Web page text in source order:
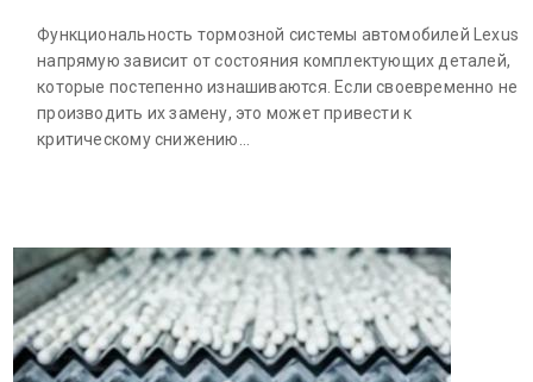
Функциональность тормозной системы автомобилей Lexus
напрямую зависит от состояния комплектующих деталей,
которые постепенно изнашиваются. Если своевременно не
производить их замену, это может привести к
критическому снижению…